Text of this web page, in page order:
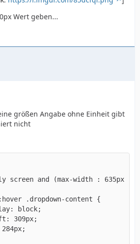
Wert geben...
größen Angabe ohne Einheit gibt
nicht